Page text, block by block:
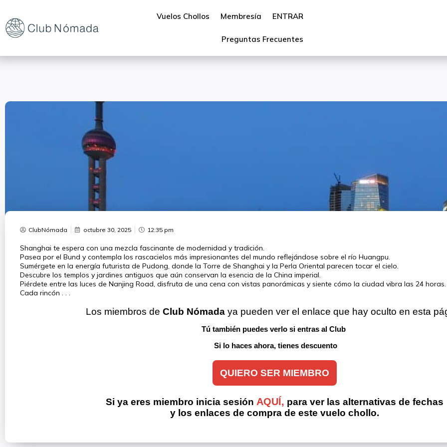
Vuelos Chollos Membresía ENTRAR
Preguntas Frecuentes
ClubNómada octubre 30, 2025 12:35 pm
Shanghai te espera con una mezcla fascinante de modernidad y tradición.
Pasea por el Bund y contempla los rascacielos más impresionantes del mundo reflejándose sobre el río Huangpu.
Sumérgete en la energía futurista de Pudong, donde la Torre de Shanghai y la Perla Oriental parecen tocar el cielo.
Descubre los templos y jardines antiguos que aún conservan la esencia de la China imperial.
Piérdete entre las luces de Nanjing Road, disfruta de una cena con vistas panorámicas y siente cómo la ciudad vibra las 24 horas.
Cada rincón . . .
Los miembros de Club Nómada ya pueden ver el enlace que hay oculto en esta
Tú también puedes verlo si entras al Club
Si lo haces ahora, tienes descuento
QUIERO SER MIEMBRO
Si ya eres miembro inicia sesión AQUÍ, para ver las alternativas de fechas
y los enlaces de compra de este vuelo chollo.